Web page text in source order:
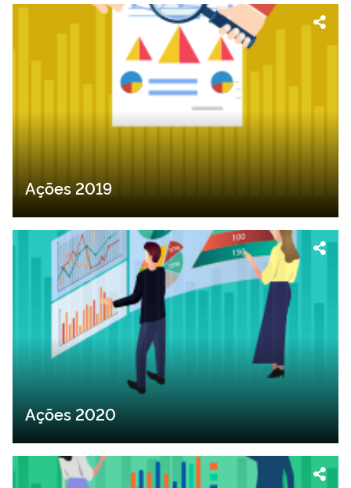
Ações 2019
Ações 2020